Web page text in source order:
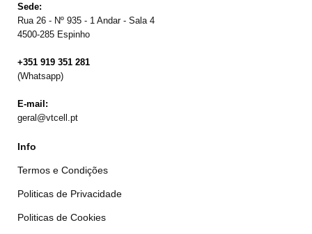
Sede:
Rua 26 - Nº 935 - 1 Andar - Sala 4
4500-285 Espinho
+351 919 351 281
(Whatsapp)
E-mail:
geral@vtcell.pt
Info
Termos e Condições
Politicas de Privacidade
Politicas de Cookies